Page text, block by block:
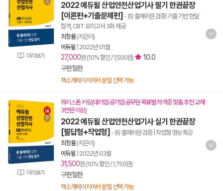
미리보기
2022 에듀윌 산업안전산업기사 필기 한권끝장
[이론편+기출문제편] - 前 출제위원 검증! 기출 기반 한달
합격, CBT 모의고사 3회 제공
최창률(지은이)
에듀윌 2022년 01월
27,000원 (10% 할인 / 1,500원)
10.0
구판절판
책소개페이지에서 분철 선택 가능
미리보기
워리스톤 키링(대기업·공기업·공무원 목표별 자격증 맞춤 추천 교재
3만원 이상)
2022 에듀윌 산업안전산업기사 실기 한권끝장
[필답형+작업형] - 前 출제위원 검증 | 작업형 영상 특강
최창률(지은이)
에듀윌 2022년 03월
31,500원 (10% 할인 / 1,750원)
구판절판
책소개페이지에서 분철 선택 가능